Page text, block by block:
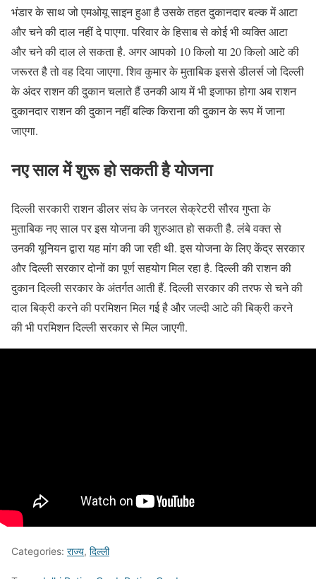
भंडार के साथ जो एमओयू साइन हुआ है उसके तहत दुकानदार बल्क में आटा
और चने की दाल नहीं दे पाएगा. परिवार के हिसाब से कोई भी व्यक्ति आटा
और चने की दाल ले सकता है. अगर आपको 10 किलो या 20 किलो आटे की
जरूरत है तो वह दिया जाएगा. शिव कुमार के मुताबिक इससे डीलर्स जो दिल्ली
के अंदर राशन की दुकान चलाते हैं उनकी आय में भी इजाफा होगा अब राशन
दुकानदार राशन की दुकान नहीं बल्कि किराना की दुकान के रूप में जाना
जाएगा.
नए साल में शुरू हो सकती है योजना
दिल्ली सरकारी राशन डीलर संघ के जनरल सेक्रेटरी सौरव गुप्ता के
मुताबिक नए साल पर इस योजना की शुरुआत हो सकती है. लंबे वक्त से
उनकी यूनियन द्वारा यह मांग की जा रही थी. इस योजना के लिए केंद्र सरकार
और दिल्ली सरकार दोनों का पूर्ण सहयोग मिल रहा है. दिल्ली की राशन की
दुकान दिल्ली सरकार के अंतर्गत आती हैं. दिल्ली सरकार की तरफ से चने की
दाल बिक्री करने की परमिशन मिल गई है और जल्दी आटे की बिक्री करने
की भी परमिशन दिल्ली सरकार से मिल जाएगी.
Categories: राज्य, दिल्ली